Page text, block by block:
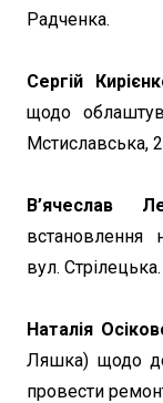
Радченка.
Сергій
щодо
Мстиславська,
В’ячеслав
встановлення
вул. Стрілецька.
Наталія
Ляшка) щодо
провести